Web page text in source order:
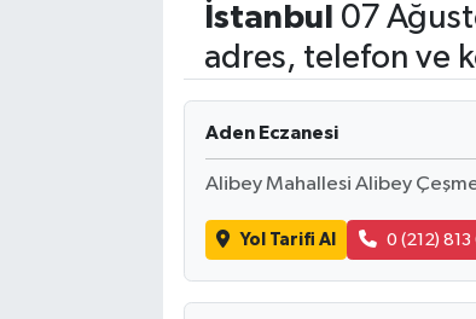
İstanbul 07
adres, telefon ve
Aden Eczanesi
Alibey Mahallesi Alibey
Yol Tarifi Al 0 (212)